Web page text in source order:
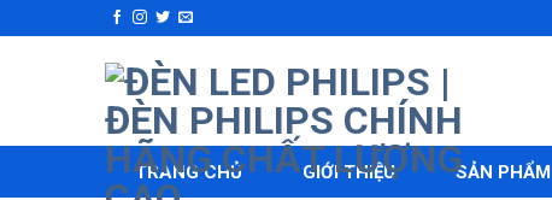
to
TRANG CHỦ GIỚI THIỆU SẢN PHẨM